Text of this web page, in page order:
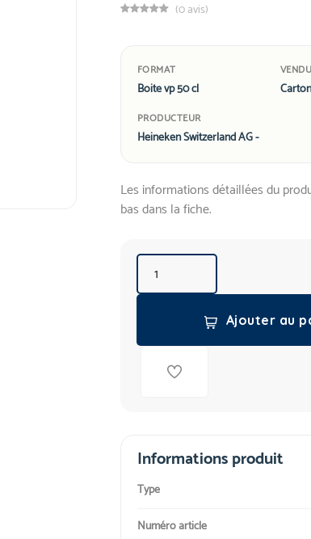
(0 avis)
FORMAT
Boite vp 50 cl
PRODUCTEUR
Heineken Switzerland AG -
Les informations détaillées du
bas dans la fiche.
Ajouter au
Informations produit
Type
Numéro article